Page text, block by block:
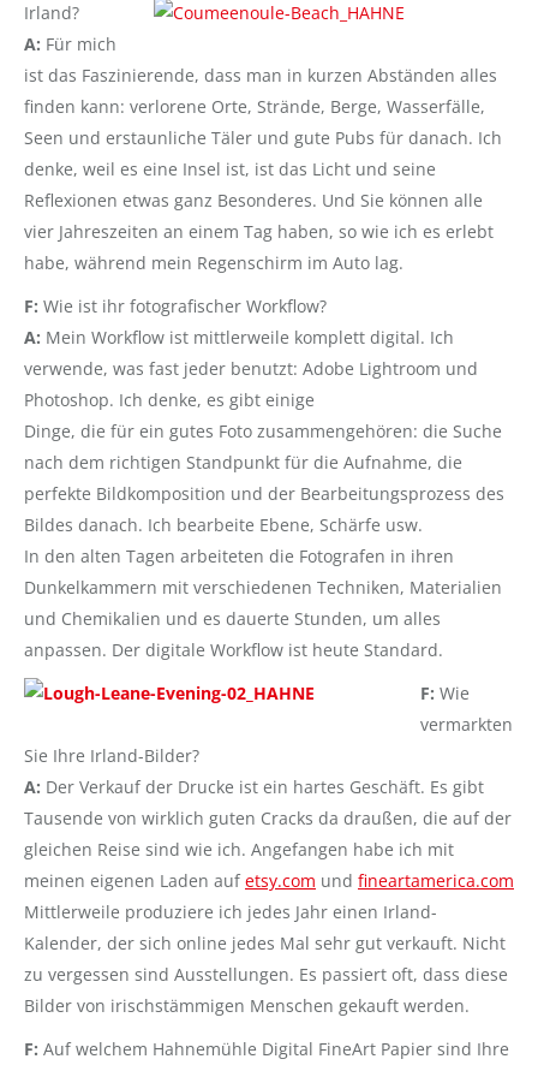
Irland?
A: Für mich
ist das Faszinierende, dass man in kurzen Abständen alles
finden kann: verlorene Orte, Strände, Berge, Wasserfälle,
Seen und erstaunliche Täler und gute Pubs für danach. Ich
denke, weil es eine Insel ist, ist das Licht und seine
Reflexionen etwas ganz Besonderes. Und Sie können alle
vier Jahreszeiten an einem Tag haben, so wie ich es erlebt
habe, während mein Regenschirm im Auto lag.
F: Wie ist ihr fotografischer Workflow?
A: Mein Workflow ist mittlerweile komplett digital. Ich
verwende, was fast jeder benutzt: Adobe Lightroom und
Photoshop. Ich denke, es gibt einige
Dinge, die für ein gutes Foto zusammengehören: die Suche
nach dem richtigen Standpunkt für die Aufnahme, die
perfekte Bildkomposition und der Bearbeitungsprozess des
Bildes danach. Ich bearbeite Ebene, Schärfe usw.
In den alten Tagen arbeiteten die Fotografen in ihren
Dunkelkammern mit verschiedenen Techniken, Materialien
und Chemikalien und es dauerte Stunden, um alles
anpassen. Der digitale Workflow ist heute Standard.
F: Wie
vermarkten
Sie Ihre Irland-Bilder?
A: Der Verkauf der Drucke ist ein hartes Geschäft. Es gibt
Tausende von wirklich guten Cracks da draußen, die auf der
gleichen Reise sind wie ich. Angefangen habe ich mit
meinen eigenen Laden aufetsy.com und fineartamerica.com
Mittlerweile produziere ich jedes Jahr einen Irland-
Kalender, der sich online jedes Mal sehr gut verkauft. Nicht
zu vergessen sind Ausstellungen. Es passiert oft, dass diese
Bilder von irischstämmigen Menschen gekauft werden.
F: Auf welchem Hahnemühle Digital FineArt Papier sind Ihre